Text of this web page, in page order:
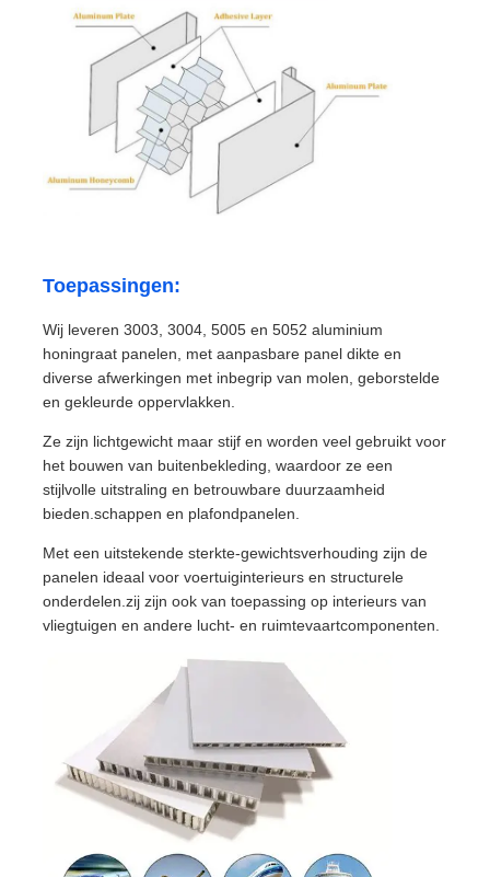
Toepassingen:
Wij leveren 3003, 3004, 5005 en 5052 aluminium
honingraat panelen, met aanpasbare panel dikte en
diverse afwerkingen met inbegrip van molen, geborstelde
en gekleurde oppervlakken.
Ze zijn lichtgewicht maar stijf en worden veel gebruikt voor
het bouwen van buitenbekleding, waardoor ze een
stijlvolle uitstraling en betrouwbare duurzaamheid
bieden.schappen en plafondpanelen.
Met een uitstekende sterkte-gewichtsverhouding zijn de
panelen ideaal voor voertuiginterieurs en structurele
onderdelen.zij zijn ook van toepassing op interieurs van
vliegtuigen en andere lucht- en ruimtevaartcomponenten.